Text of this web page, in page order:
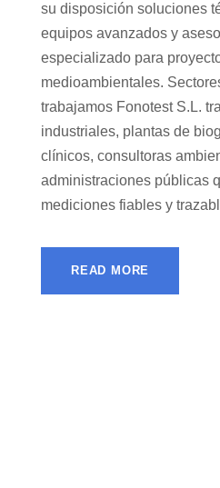
su disposición soluciones
equipos avanzados y
especializado para
medioambientales.
trabajamos Fonotest S.L.
industriales, plantas de
clínicos, consultoras
administraciones públicas
mediciones fiables y
READ MORE